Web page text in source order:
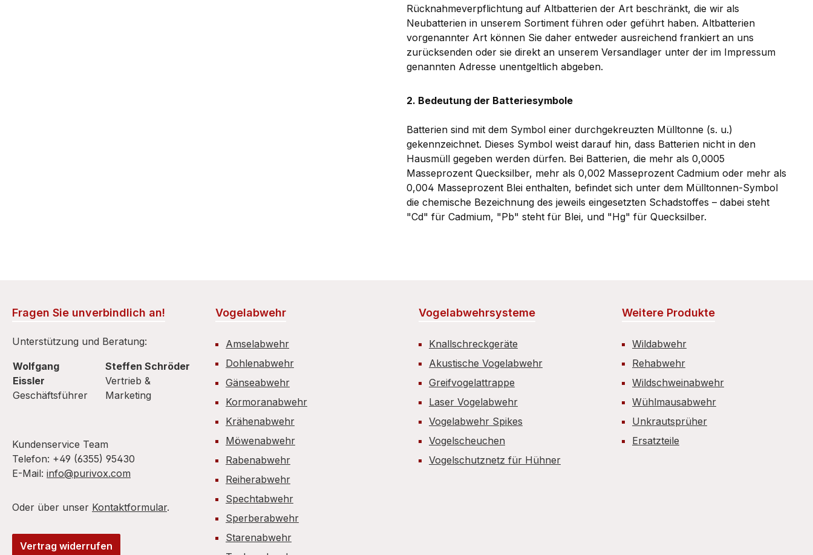
Rücknahmeverpflichtung auf Altbatterien der Art beschränkt, die wir als
Neubatterien in unserem Sortiment führen oder geführt haben. Altbatterien
vorgenannter Art können Sie daher entweder ausreichend frankiert an uns
zurücksenden oder sie direkt an unserem Versandlager unter der im Impressum
genannten Adresse unentgeltlich abgeben.
2. Bedeutung der Batteriesymbole
Batterien sind mit dem Symbol einer durchgekreuzten Mülltonne (s. u.)
gekennzeichnet. Dieses Symbol weist darauf hin, dass Batterien nicht in den
Hausmüll gegeben werden dürfen. Bei Batterien, die mehr als 0,0005
Masseprozent Quecksilber, mehr als 0,002 Masseprozent Cadmium oder mehr als
0,004 Masseprozent Blei enthalten, befindet sich unter dem Mülltonnen-Symbol
die chemische Bezeichnung des jeweils eingesetzten Schadstoffes – dabei steht
"Cd" für Cadmium, "Pb" steht für Blei, und "Hg" für Quecksilber.
Fragen Sie unverbindlich an!
Unterstützung und Beratung:
Wolfgang
Eissler
Geschäftsführer
Steffen Schröder
Vertrieb &
Marketing
Kundenservice Team
Telefon: +49 (6355) 95430
E-Mail: info@purivox.com
Oder über unser Kontaktformular.
Vertrag widerrufen
Vogelabwehr
Amselabwehr
Dohlenabwehr
Gänseabwehr
Kormoranabwehr
Krähenabwehr
Möwenabwehr
Rabenabwehr
Reiherabwehr
Spechtabwehr
Sperberabwehr
Starenabwehr
Vogelabwehrsysteme
Knallschreckgeräte
Akustische Vogelabwehr
Greifvogelattrappe
Laser Vogelabwehr
Vogelabwehr Spikes
Vogelscheuchen
Vogelschutznetz für Hühner
Weitere Produkte
Wildabwehr
Rehabwehr
Wildschweinabwehr
Wühlmausabwehr
Unkrautsprüher
Ersatzteile